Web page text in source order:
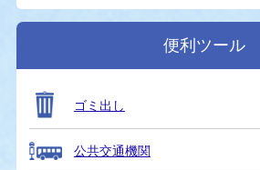
便利ツール
ゴミ出し
公共交通機関